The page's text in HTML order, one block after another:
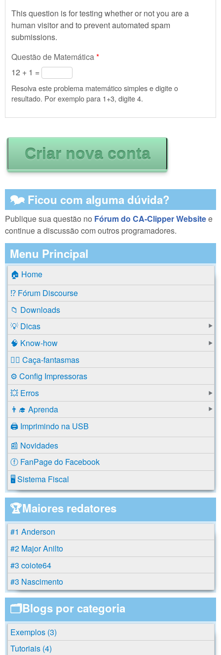
This question is for testing whether or not you are a
human visitor and to prevent automated spam
submissions.
Questão de Matemática*
12 + 1 =
Resolva este problema matemático simples e digite o
resultado. Por exemplo para 1+3, digite 4.
🗫 Ficou com alguma dúvida?
Publique sua questão no Fórum do CA-Clipper Websitee
continue a discussão com outros programadores.
Menu Principal
🏠 Home
⁉️ Fórum Discourse
📁 Downloads
💡 Dicas
🧠 Know-how
🕵️‍♂️ Caça-fantasmas
⚙️ Config Impressoras
💥 Erros
👨‍🎓 Aprenda
🖨️ Imprimindo na USB
📰 Novidades
ⓕ FanPage do Facebook
🖥️ Sistema Fiscal
🏆Maiores redatores
#1 Anderson
#2 Major Anilto
#3 coiote64
#3 Nascimento
🗂️Blogs por categoria
Exemplos (3)
Tutoriais (4)